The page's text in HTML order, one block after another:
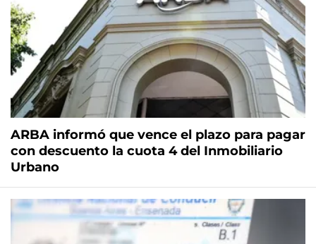
ARBA informó que vence el plazo para pagar
con descuento la cuota 4 del Inmobiliario
Urbano